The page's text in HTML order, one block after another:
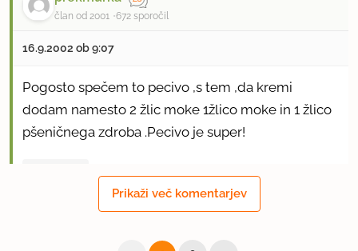
član od 2001 672 sporočil
16.9.2002 ob 9:07
Pogosto spečem to pecivo ,s tem ,da kremi
dodam namesto 2 žlic moke 1žlico moke in 1 žlico
pšeničnega zdroba .Pecivo je super!
Prikaži več komentarjev